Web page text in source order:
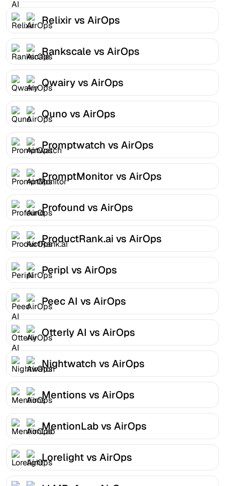
Relixir vs AirOps
Rankscale vs AirOps
Qwairy vs AirOps
Quno vs AirOps
Promptwatch vs AirOps
PromptMonitor vs AirOps
Profound vs AirOps
ProductRank.ai vs AirOps
Peripl vs AirOps
Peec AI vs AirOps
Otterly AI vs AirOps
Nightwatch vs AirOps
Mentions vs AirOps
MentionLab vs AirOps
Lorelight vs AirOps